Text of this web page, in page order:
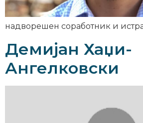
надворешен соработник и
Демијан Хаџи-
Ангелковски